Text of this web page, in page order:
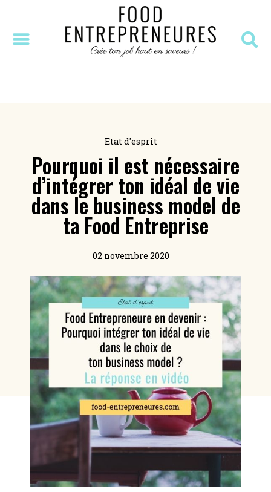
Etat d'esprit
Pourquoi il est nécessaire
d’intégrer ton idéal de vie
dans le business model de
ta Food Entreprise
02 novembre 2020